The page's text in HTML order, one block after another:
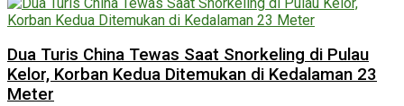
Dua Turis China Tewas Saat Snorkeling di Pulau
Kelor, Korban Kedua Ditemukan di Kedalaman 23
Meter